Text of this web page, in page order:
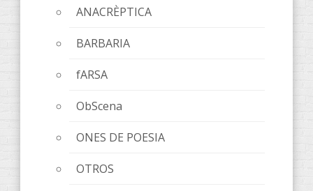
ANACRÈPTICA
BARBARIA
fARSA
ObScena
ONES DE POESIA
OTROS